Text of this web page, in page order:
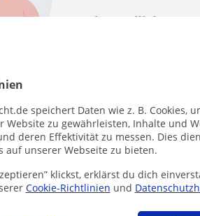
speichert Daten wie z. B. Cookies,
Website zu gewährleisten, Inhalte und
deren Effektivität zu messen. Dies
auf unserer Webseite zu bieten.
klickst, erklärst du dich
Cookie-Richtlinien und
Mathe endlich
Daniel
Online-Unterricht
Mathe
Finanzmathematik